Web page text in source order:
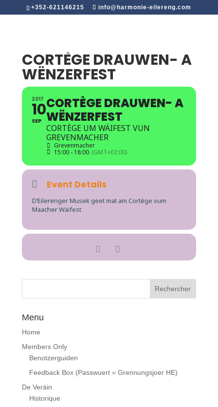
+352-621146215 info@harmonie-eilereng.com
CORTÈGE DRAUWEN- A
WËNZERFEST
2017
10
SEP
CORTÈGE DRAUWEN- A
WËNZERFEST
CORTÈGE UM WÄIFEST VUN
GREVENMACHER
Grevenmacher
15:00 - 18:00 (GMT+02:00)
Event Details
D’Eilerenger Musek geet mat am Cortège vum
Maacher Wäifest
Menu
Home
Members Only
Benotzerguiden
Feedback Box (Passwuert = Grennungsjoer HE)
De Veräin
Historique